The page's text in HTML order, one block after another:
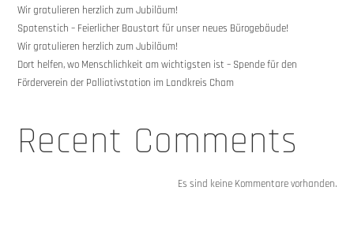
Wir gratulieren herzlich zum Jubiläum!
Spatenstich – Feierlicher Baustart für unser neues Bürogebäude!
Wir gratulieren herzlich zum Jubiläum!
Dort helfen, wo Menschlichkeit am wichtigsten ist – Spende für den
Förderverein der Palliativstation im Landkreis Cham
Recent Comments
Es sind keine Kommentare vorhanden.